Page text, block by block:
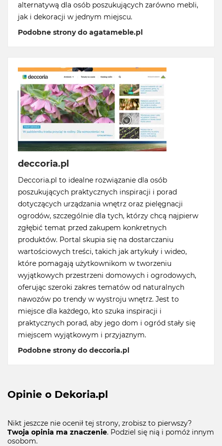
alternatywą dla osób poszukujących zarówno mebli,
jak i dekoracji w jednym miejscu.
Podobne strony do agatameble.pl
deccoria.pl
Deccoria.pl to idealne rozwiązanie dla osób
poszukujących praktycznych inspiracji i porad
dotyczących urządzania wnętrz oraz pielęgnacji
ogrodów, szczególnie dla tych, którzy chcą najpierw
zgłębić temat przed zakupem konkretnych
produktów. Portal skupia się na dostarczaniu
wartościowych treści, takich jak artykuły i wideo,
które pomagają użytkownikom w tworzeniu
wyjątkowych przestrzeni domowych i ogrodowych,
oferując szeroki zakres tematów od naturalnych
nawozów po trendy w wystroju wnętrz. Jest to
miejsce dla każdego, kto szuka inspiracji i
praktycznych porad, aby jego dom i ogród stały się
miejscem wyjątkowym i przyjaznym.
Podobne strony do deccoria.pl
Opinie o Dekoria.pl
Nikt jeszcze nie ocenił tej strony, zrobisz to pierwszy?
Twoja opinia ma znaczenie. Podziel się nią i pomóż innym
osobom.